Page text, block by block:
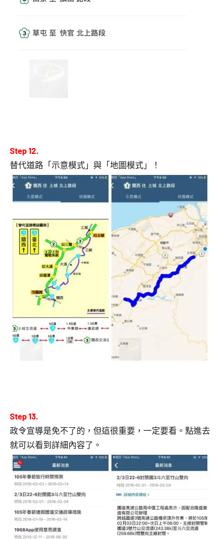
Step 12.
替代道路「示意模式」與「地圖模式」！
Step 13.
政令宣導是免不了的，但這很重要，一定要看。點進去
就可以看到詳細內容了。